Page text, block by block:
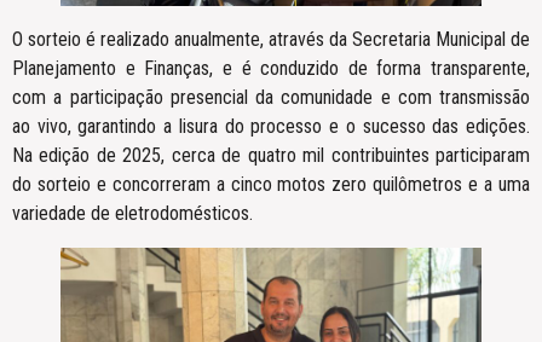
O sorteio é realizado anualmente, através da Secretaria Municipal de
Planejamento e Finanças, e é conduzido de forma transparente,
com a participação presencial da comunidade e com transmissão
ao vivo, garantindo a lisura do processo e o sucesso das edições.
Na edição de 2025, cerca de quatro mil contribuintes participaram
do sorteio e concorreram a cinco motos zero quilômetros e a uma
variedade de eletrodomésticos.